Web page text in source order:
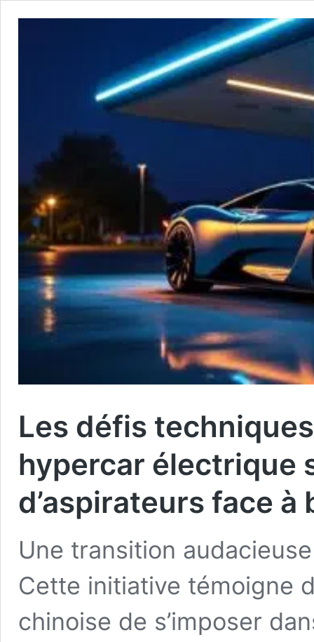
Les défis
hypercar électrique
d’aspirateurs face à
Une transition
Cette initiative témoigne
chinoise de s’imposer